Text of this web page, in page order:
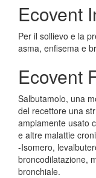
Ecovent
Per il sollievo e la
asma, enfisema e
Ecovent
Salbutamolo, una
del recettore una
ampiamente usato
e altre malattie
-Isomero,
broncodilatazione,
bronchiale.